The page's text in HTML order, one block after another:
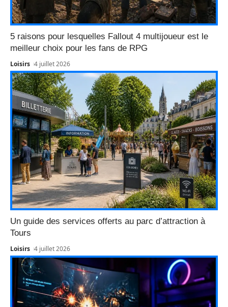
5 raisons pour lesquelles Fallout 4 multijoueur est le
meilleur choix pour les fans de RPG
Loisirs 4 juillet 2026
Un guide des services offerts au parc d’attraction à
Tours
Loisirs 4 juillet 2026